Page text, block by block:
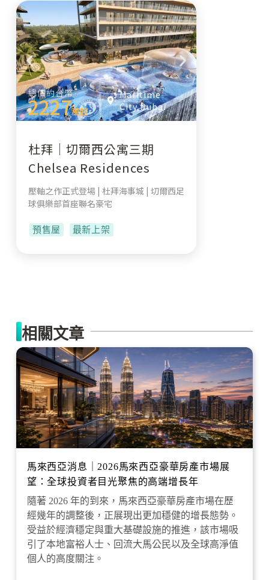
總價約台幣
2227萬起
Maritime
City,Dubai
杜拜｜切爾西公寓三期
Chelsea Residences
壓軸之作正式登場 | 杜拜海事城 | 切爾西足
球俱樂部首座聯名豪宅
預售屋 最新上架
相關文章
馬來西亞消息｜2026馬來西亞豪華房產市場展
望：全球投資者目光聚焦的高端增長年
隨著 2026 年的到來，馬來西亞豪華房產市場在歷
經幾年的調整後，正展現出更加穩健的增長態勢。
受益於經濟穩定與重大基礎設施的推進，該市場吸
引了本地富裕人士、回流大馬公民以及全球高淨值
個人的高度關注。